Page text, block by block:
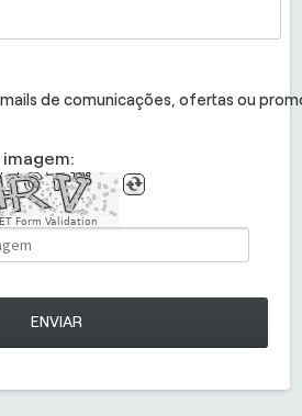
de comunicações, ofertas ou
Form Validation
ENVIAR